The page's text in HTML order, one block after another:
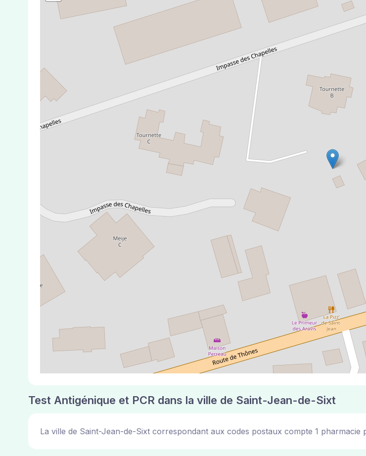
Test Antigénique et PCR dans la ville de Saint-Jean-de-Sixt
La ville de Saint-Jean-de-Sixt correspondant aux codes postaux compte 1 pharmacie